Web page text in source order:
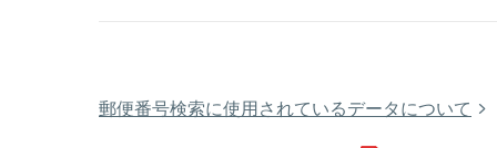
郵便番号検索に使用されているデータについて